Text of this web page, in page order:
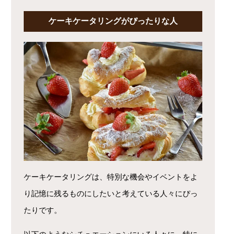
ケーキケータリングがぴったりな人
ケーキケータリングは、特別な機会やイベントをよ
り記憶に残るものにしたいと考えている人々にぴっ
たりです。